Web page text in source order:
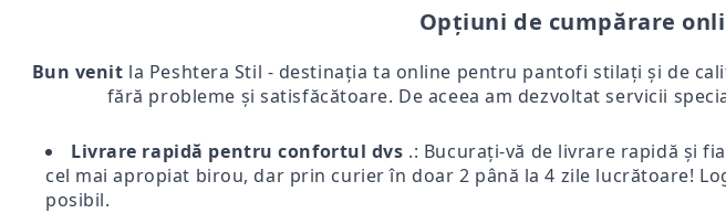
Opțiuni de cumpărare
Bun venit la Peshtera Stil - destinația ta online pentru pantofi stilați și de
fără probleme și satisfăcătoare. De aceea am dezvoltat servicii
Livrare rapidă pentru confortul dvs .: Bucurați-vă de livrare rapidă și
cel mai apropiat birou, dar prin curier în doar 2 până la 4 zile lucrătoare!
posibil.